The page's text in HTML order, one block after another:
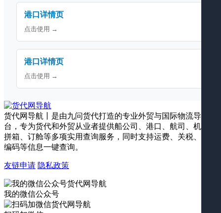
港口详情页
点击使用 →
港口详情页
点击使用 →
货代网导航丨是由九问货代打造的专业外贸与国际物流导航平
台，专为货代和外贸从业者提供船公司、港口、航司、机场、
拼箱、订舱等多项实用查询服务，同时支持运费、关税、海关
编码等信息一键查询。
友链申请 隐私政策
我的微信公众号